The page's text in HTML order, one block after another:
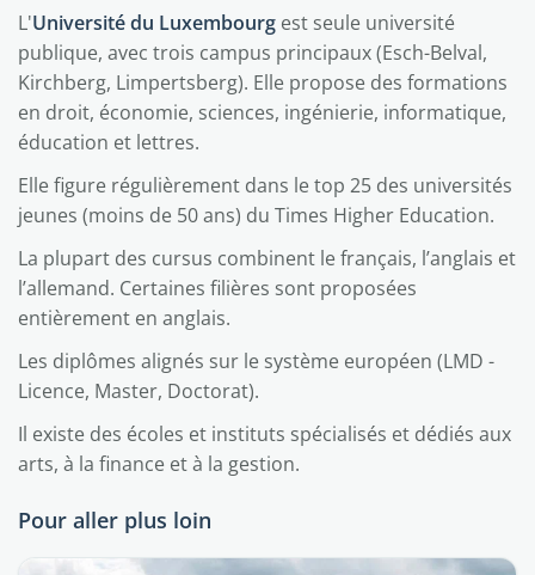
L'Université du Luxembourg est seule université
publique, avec trois campus principaux (Esch-Belval,
Kirchberg, Limpertsberg). Elle propose des formations
en droit, économie, sciences, ingénierie, informatique,
éducation et lettres.
Elle figure régulièrement dans le top 25 des universités
jeunes (moins de 50 ans) du Times Higher Education.
La plupart des cursus combinent le français, l’anglais et
l’allemand. Certaines filières sont proposées
entièrement en anglais.
Les diplômes alignés sur le système européen (LMD -
Licence, Master, Doctorat).
Il existe des écoles et instituts spécialisés et dédiés aux
arts, à la finance et à la gestion.
Pour aller plus loin